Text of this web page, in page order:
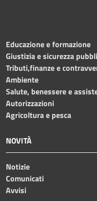
Educazione e formazione
Giustizia e sicurezza
Tributi,finanze e
Ambiente
Salute, benessere e
Autorizzazioni
Agricoltura e pesca
NOVITÀ
Notizie
Comunicati
Avvisi